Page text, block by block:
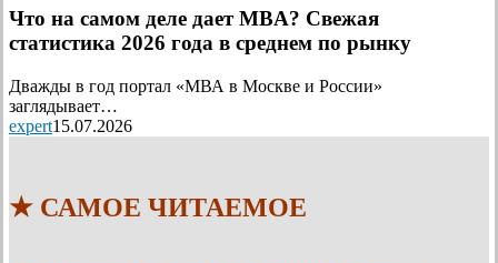
Что на самом деле дает MBA? Свежая
статистика 2026 года в среднем по рынку
Дважды в год портал «МВА в Москве и России»
заглядывает…
expert15.07.2026
★ САМОЕ ЧИТАЕМОЕ